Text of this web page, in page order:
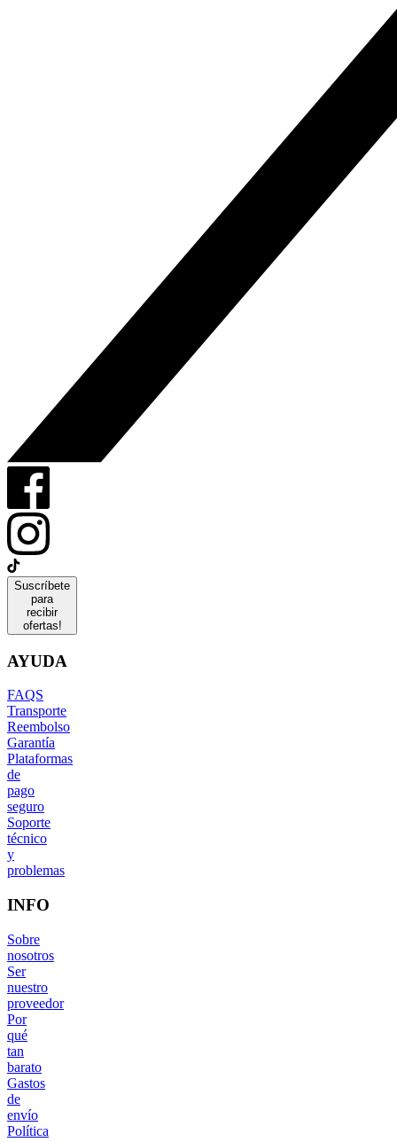
Suscríbete
para
recibir
ofertas!
AYUDA
FAQS
Transporte
Reembolso
Garantía
Plataformas
de
pago
seguro
Soporte
técnico
y
problemas
INFO
Sobre
nosotros
Ser
nuestro
proveedor
Por
qué
tan
barato
Gastos
de
envío
Política